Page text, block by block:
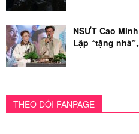
NSƯT Cao
Lập “tặng
THEO DÕI FANPAGE